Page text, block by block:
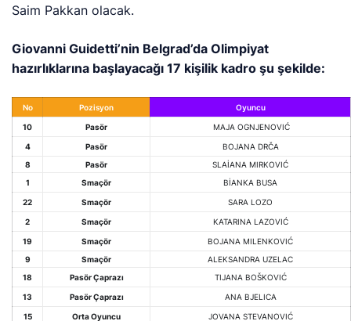
Saim Pakkan olacak.
Giovanni Guidetti’nin Belgrad’da Olimpiyat
hazırlıklarına başlayacağı 17 kişilik kadro şu şekilde:
No Pozisyon Oyuncu
10 Pasör MAJA OGNJENOVIĆ
4 Pasör
BOJANA DRČA
8
Pasör
SLAİANA MIRKOVIĆ
1
Smaçör BİANKA BUSA
22 Smaçör SARA LOZO
2 Smaçör KATARINA LAZOVIĆ
19 Smaçör
BOJANA MILENKOVIĆ
9
Smaçör
ALEKSANDRA UZELAC
18
Pasör Çaprazı TIJANA BOŠKOVIĆ
13 Pasör Çaprazı ANA BJELICA
15 Orta Oyuncu JOVANA STEVANOVIĆ